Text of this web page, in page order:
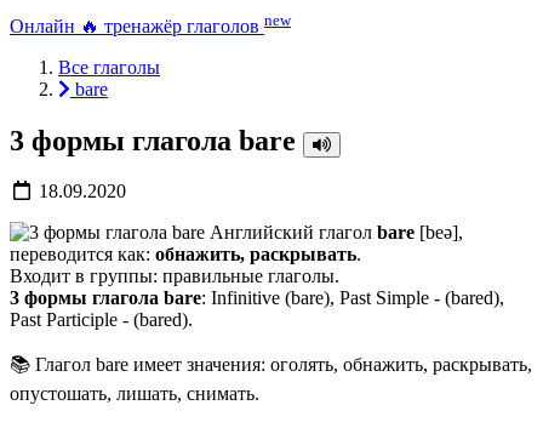
Онлайн 🔥 тренажёр глаголов new
Все глаголы
bare
3 формы глагола bare
18.09.2020
Английский глагол bare [beə],
переводится как: обнажить, раскрывать.
Входит в группы: правильные глаголы.
3 формы глагола bare: Infinitive (bare), Past Simple - (bared),
Past Participle - (bared).
📚 Глагол bare имеет значения: оголять, обнажить, раскрывать,
опустошать, лишать, снимать.